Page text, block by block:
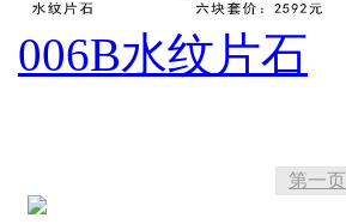
006B水纹片石
第一页